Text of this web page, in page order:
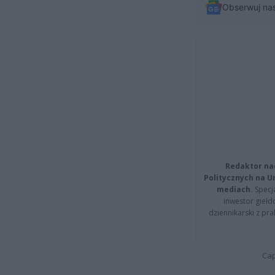
Obserwuj
Redaktor
Politycznych na
mediach.
inwestor
dziennikarski z